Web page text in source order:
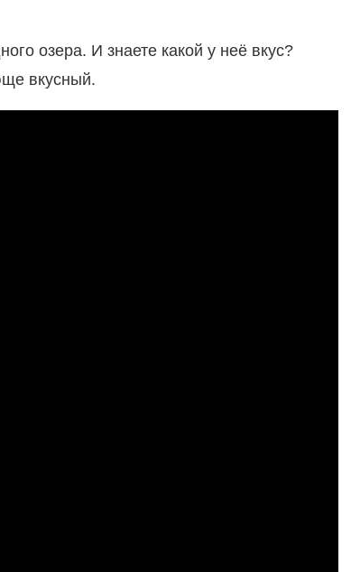
озера. И знаете какой у неё вкус?
вкусный.